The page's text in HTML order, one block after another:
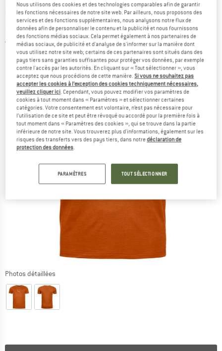
ORTOVOX -150 Cool Peak Focus T-Shirt - Haut
en mérinos
5,0(1)
Photos détaillées
Nous utilisons des cookies et des technologies comparables afin de garantir
les fonctions nécessaires de notre site web. Par ailleurs, nous proposons des
services et des fonctions supplémentaires, nous analysons notre flux de
données afin de personnaliser le contenu et la publicité et nous fournissons
des fonctions médias sociaux. Cela permet également à nos partenaires de
médias sociaux, de publicité et d'analyse de s'informer sur la manière dont
vous utilisez notre site web; certains de ces partenaires sont situés dans des
pays tiers sans garanties suffisantes pour protéger vos données, par exemple
contre l'accès par les autorités. En cliquant sur « Tout sélectionner », vous
acceptez que nous procédions de cette manière.Si vous ne souhaitez pas
accepter les cookies à l’exception des cookies techniquement nécessaires,
veuillez cliquer ici. Cependant, vous pouvez modifier vos paramètres de
cookies à tout moment dans « Paramètres » et sélectionner certaines
catégories. Votre consentement est volontaire, n’est pas nécessaire pour
l’utilisation de ce site et peut être révoqué ou accordé pour la première fois à
tout moment dans « Paramètres des cookies », qui se trouve dans la partie
inférieure de notre site. Vous trouverez plus d'informations, également sur les
risques des transferts vers des pays tiers, dans notredéclaration de
protection des données.
PARAMÈTRES TOUT SÉLECTIONNER